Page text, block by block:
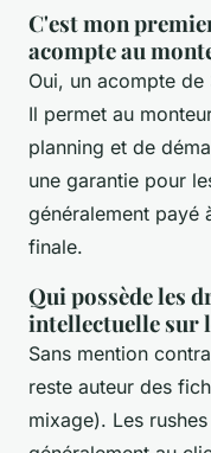
C'est mon
acompte au
Oui, un acompte
Il permet au
planning et de
une garantie pour
généralement payé
finale.
Qui possède les
intellectuelle sur
Sans mention
reste auteur des
mixage). Les